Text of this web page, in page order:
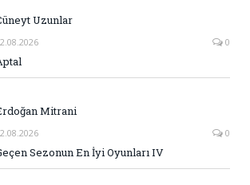
Uzunlar
0
Mitrani
0
Sezonun En İyi Oyunları IV